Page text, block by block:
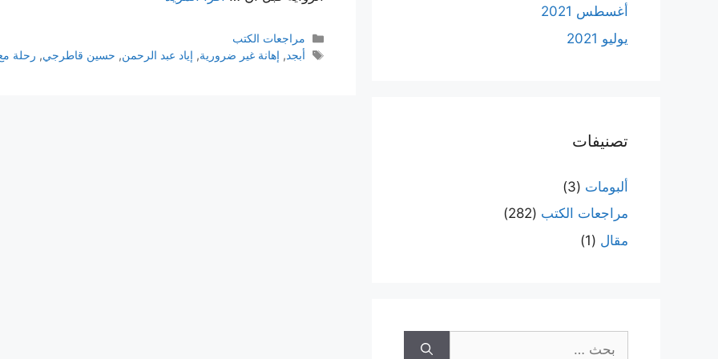
التصنيفات
مراجعات الكتب
الوسوم
أبجد, إهانة غير ضرورية, إياد عبد الرحمن, حسين قاطرجي, رحلة
أغسطس 2021
يوليو 2021
تصنيفات
ألبومات (3)
مراجعات الكتب (282)
مقال (1)